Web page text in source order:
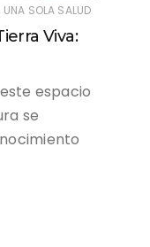
UNA SOLA SALUD
Viva:
espacio
se